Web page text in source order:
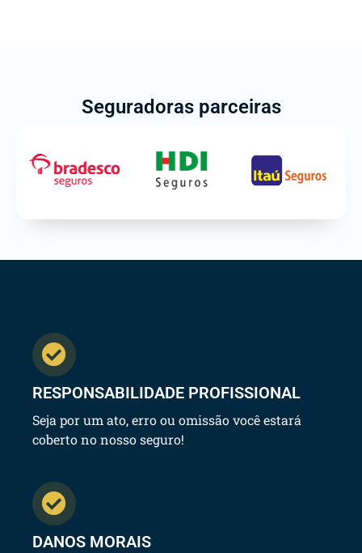
Seguradoras parceiras
RESPONSABILIDADE PROFISSIONAL
Seja por um ato, erro ou omissão você estará
coberto no nosso seguro!
DANOS MORAIS